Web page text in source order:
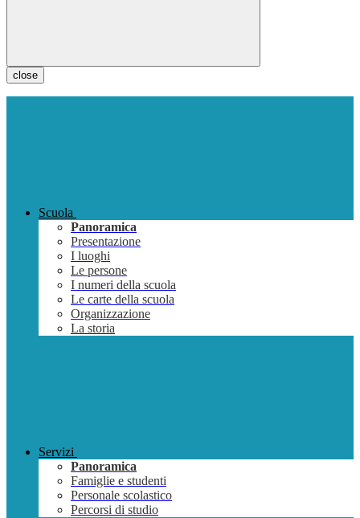
close
Scuola
Panoramica
Presentazione
I luoghi
Le persone
I numeri della scuola
Le carte della scuola
Organizzazione
La storia
Servizi
Panoramica
Famiglie e studenti
Personale scolastico
Percorsi di studio